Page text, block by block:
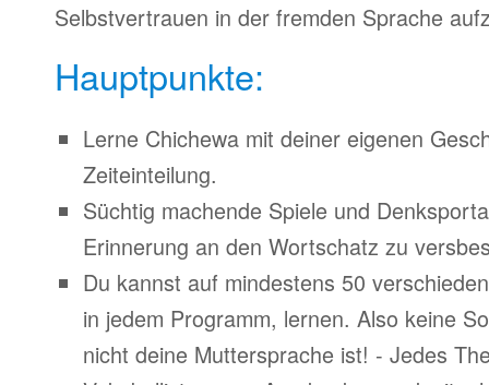
Selbstvertrauen in der fremden Sprache
Hauptpunkte:
Lerne Chichewa mit deiner eigenen
Zeiteinteilung.
Süchtig machende Spiele und
Erinnerung an den Wortschatz zu
Du kannst auf mindestens 50
in jedem Programm, lernen. Also keine
nicht deine Muttersprache ist! - Jedes